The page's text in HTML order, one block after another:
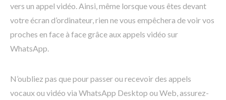
vers un appel vidéo. Ainsi, même lorsque vous êtes devant
votre écran d’ordinateur, rien ne vous empêchera de voir vos
proches en face à face grâce aux appels vidéo sur
WhatsApp.
N’oubliez pas que pour passer ou recevoir des appels
vocaux ou vidéo via WhatsApp Desktop ou Web, assurez-